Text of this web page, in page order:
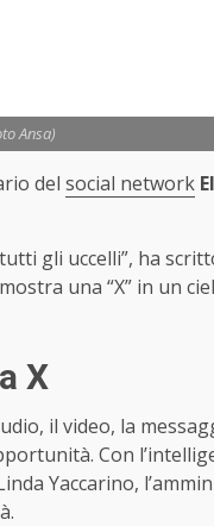
Ansa)
del social network
gli uccelli”, ha
una “X” in un
X
il video, la
Con
Yaccarino,